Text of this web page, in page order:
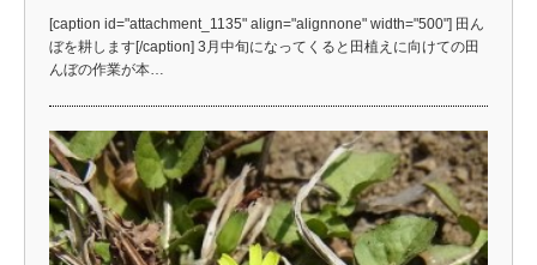
[caption id="attachment_1135" align="alignnone" width="500"] 田ん
ぼを耕します[/caption] 3月中旬になってくると田植えに向けての田
んぼの作業が本…